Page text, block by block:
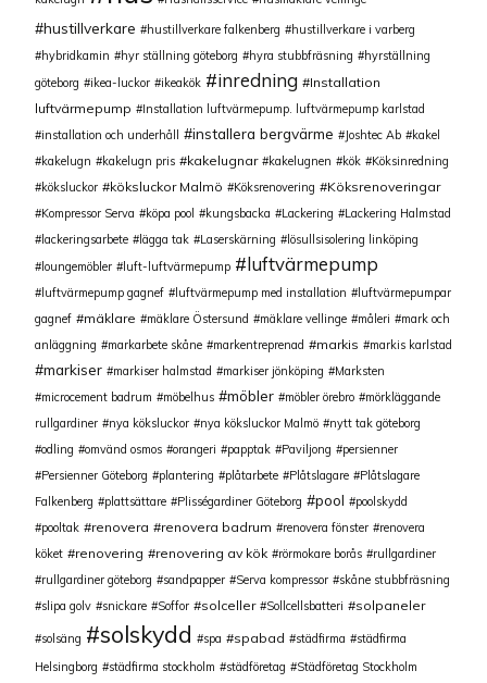
hustillverkare hustillverkare falkenberg
hustillverkare i varberg
hybridkamin
hyr ställning göteborg hyra stubbfräsning
hyrställning
göteborg
ikea-luckor ikeakök inredning
Installation
luftvärmepump
Installation luftvärmepump. luftvärmepump karlstad
installation och underhåll
installera bergvärme Joshtec Ab
kakel
kakelugn
kakelugn pris kakelugnar kakelugnen kök
Köksinredning
köksluckor
köksluckor Malmö Köksrenovering Köksrenoveringar
Kompressor Serva köpa pool kungsbacka Lackering
Lackering Halmstad
lackeringsarbete
lägga tak Laserskärning
lösullsisolering linköping
loungemöbler
luft-luftvärmepump luftvärmepump
luftvärmepump gagnef luftvärmepump med installation
luftvärmepumpar
gagnef
mäklare mäklare Östersund mäklare vellinge måleri
mark och
anläggning
markarbete skåne markentreprenad markis markis karlstad
markiser markiser halmstad markiser jönköping
Marksten
microcement badrum
möbelhus möbler möbler örebro
mörkläggande
rullgardiner
nya köksluckor nya köksluckor Malmö
nytt tak göteborg
odling
omvänd osmos orangeri papptak Paviljong
persienner
Persienner Göteborg
plantering plåtarbete Plåtslagare
Plåtslagare
Falkenberg
plattsättare Plisségardiner Göteborg pool
poolskydd
pooltak
renovera renovera badrum renovera fönster
renovera
köket
renovering renovering av kök rörmokare borås
rullgardiner
rullgardiner göteborg
sandpapper Serva kompressor
skåne stubbfräsning
slipa golv
snickare Soffor solceller Sollcellsbatteri solpaneler
solsäng solskydd spa spabad städfirma
städfirma
Helsingborg
städfirma stockholm städföretag
Städföretag Stockholm